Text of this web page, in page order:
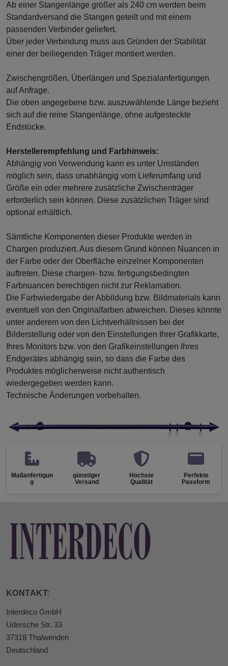
Ab einer Stangenlänge größer als 240 cm werden beim
Standardversand die Stangen geteilt und mit einem
passenden Verbinder geliefert.
Über jeder Verbindung muss aus Gründen der Stabilität
einer der beiliegenden Träger montiert werden.
Zwischengrößen, Überlängen und Spezialanfertigungen
auf Anfrage.
Die oben angegebene bzw. auszuwählende Länge bezieht
sich auf die reine Stangenlänge, ohne aufgesteckte
Endstücke.
Herstellerempfehlung und Farbhinweis:
Abhängig von Verwendung kann es unter Umständen
möglich sein, dass unabhängig vom Lieferumfang und
Größe ein oder mehrere zusätzliche Zwischenträger
erforderlich sein können. Diese zusätzlichen Träger sind
optional erhältlich.
Sämtliche Komponenten dieser Produkte werden in
Chargen produziert. Aus diesem Grund können Nuancen in
der Farbe oder der Oberfläche einzelner Komponenten
auftreten. Diese chargen- bzw. fertigungsbedingten
Farbnuancen berechtigen nicht zur Reklamation.
Die Farbwiedergabe der Abbildung bzw. Bildmaterials kann
eventuell von den Originalfarben abweichen. Dieses könnte
unter anderem von den Lichtverhältnissen bei der
Bilderstellung oder von den Einstellungen Ihrer Grafikkarte,
Ihres Monitors bzw. von den Grafikeinstellungen Ihres
Endgerätes abhängig sein, so dass die Farbe des
Produktes möglicherweise nicht authentisch
wiedergegeben werden kann.
Technische Änderungen vorbehalten.
Maßanfertigun
g
günstiger
Versand
Höchste
Qualität
Perfekte
Passform
KONTAKT:
Interdeco GmbH
Udersche Str. 33
37318 Thalwenden
Deutschland